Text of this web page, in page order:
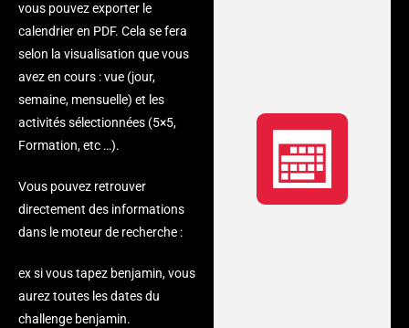
vous pouvez exporter le
calendrier en PDF. Cela se fera
selon la visualisation que vous
avez en cours : vue (jour,
semaine, mensuelle) et les
activités sélectionnées (5×5,
Formation, etc …).
Vous pouvez retrouver
directement des informations
dans le moteur de recherche :
ex si vous tapez benjamin, vous
aurez toutes les dates du
challenge benjamin.